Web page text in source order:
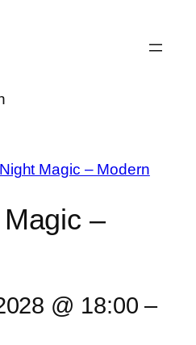
Magic – Modern
–
@ 18:00 –